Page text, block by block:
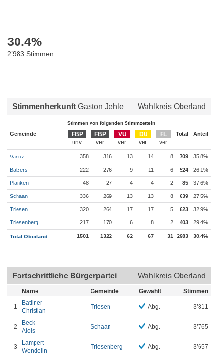
30.4%
2’983 Stimmen
Stimmenherkunft Gaston Jehle Wahlkreis Oberland
Stimmen von folgenden Stimmzetteln
Gemeinde FBP FBP VU DU FL Total Anteil
Vaduz 358 316 13 14 8 709 35.8%
Balzers 222 276 9 11 6 524 26.1%
Planken 48 27 4 4 2 85 37.6%
Schaan 336 269 13 13 8 639 27.5%
Triesen 320 264 17 17 5 623 32.9%
Triesenberg 217 170 6 8 2 403 29.4%
Total Oberland 1501 1322 62 67 31 2983 30.4%
Fortschrittliche Bürgerpartei Wahlkreis Oberland
Name Gemeinde Gewählt Stimmen
1
Batliner
Christian
Triesen Abg. 3’811
2
Beck
Alois
Schaan Abg. 3’765
3
Lampert
Wendelin
Triesenberg Abg. 3’657